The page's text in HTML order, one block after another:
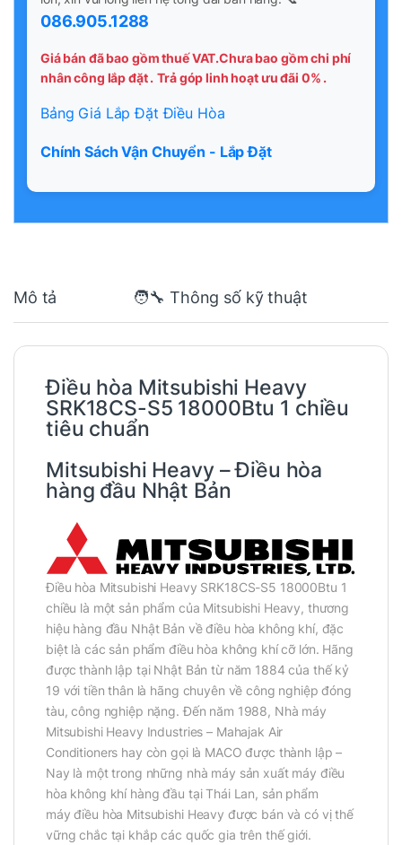
086.905.1288
Giá bán đã bao gồm thuế VAT.Chưa bao gồm chi phí
nhân công lắp đặt . Trả góp linh hoạt ưu đãi 0% .
Bảng Giá Lắp Đặt Điều Hòa
Chính Sách Vận Chuyển - Lắp Đặt
Mô tả 🧑‍🔧 Thông số kỹ thuật
Điều hòa Mitsubishi Heavy
SRK18CS-S5 18000Btu 1 chiều
tiêu chuẩn
Mitsubishi Heavy – Điều hòa
hàng đầu Nhật Bản
Điều hòa Mitsubishi Heavy SRK18CS-S5 18000Btu 1
chiều là một sản phẩm của Mitsubishi Heavy, thương
hiệu hàng đầu Nhật Bản về điều hòa không khí, đặc
biệt là các sản phẩm điều hòa không khí cỡ lớn. Hãng
được thành lập tại Nhật Bản từ năm 1884 của thế kỷ
19 với tiền thân là hãng chuyên về công nghiệp đóng
tàu, công nghiệp nặng. Đến năm 1988, Nhà máy
Mitsubishi Heavy Industries – Mahajak Air
Conditioners hay còn gọi là MACO được thành lập –
Nay là một trong những nhà máy sản xuất máy điều
hòa không khí hàng đầu tại Thái Lan, sản phẩm
máy điều hòa Mitsubishi Heavy được bán và có vị thế
vững chắc tại khắp các quốc gia trên thế giới.